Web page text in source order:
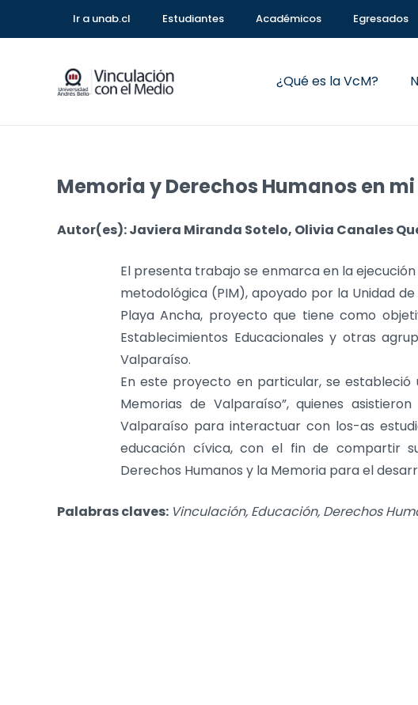
Ir a unab.cl Estudiantes Académicos Egresados
¿Qué es la VcM?
Memoria y Derechos Humanos en
Autor(es): Javiera Miranda Sotelo, Olivia Canales
El presenta trabajo se enmarca en la
metodológica (PIM), apoyado por la Unidad
Playa Ancha, proyecto que tiene como
Establecimientos Educacionales y otras
Valparaíso.
En este proyecto en particular, se estableció
Memorias de Valparaíso”, quienes
Valparaíso para interactuar con los-as
educación cívica, con el fin de compartir
Derechos Humanos y la Memoria para el
Palabras claves: Vinculación, Educación, Derechos